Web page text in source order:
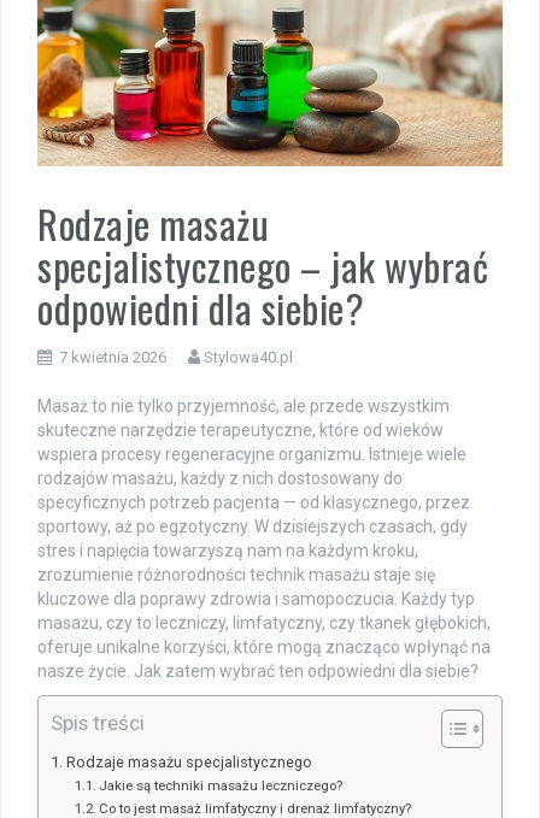
Rodzaje masażu
specjalistycznego – jak wybrać
odpowiedni dla siebie?
7 kwietnia 2026 Stylowa40.pl
Masaż to nie tylko przyjemność, ale przede wszystkim
skuteczne narzędzie terapeutyczne, które od wieków
wspiera procesy regeneracyjne organizmu. Istnieje wiele
rodzajów masażu, każdy z nich dostosowany do
specyficznych potrzeb pacjenta — od klasycznego, przez
sportowy, aż po egzotyczny. W dzisiejszych czasach, gdy
stres i napięcia towarzyszą nam na każdym kroku,
zrozumienie różnorodności technik masażu staje się
kluczowe dla poprawy zdrowia i samopoczucia. Każdy typ
masażu, czy to leczniczy, limfatyczny, czy tkanek głębokich,
oferuje unikalne korzyści, które mogą znacząco wpłynąć na
nasze życie. Jak zatem wybrać ten odpowiedni dla siebie?
Spis treści
Rodzaje masażu specjalistycznego
Jakie są techniki masażu leczniczego?
Co to jest masaż limfatyczny i drenaż limfatyczny?